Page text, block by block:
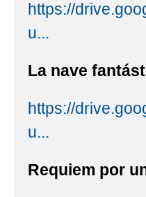
https://
u...
La nave
https://
u...
Requiem por